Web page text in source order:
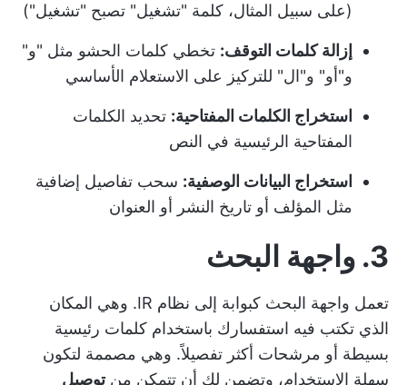
(على سبيل المثال، كلمة "تشغيل" تصبح "تشغيل")
إزالة كلمات التوقف: تخطي كلمات الحشو مثل "و"
و"أو" و"ال" للتركيز على الاستعلام الأساسي
استخراج الكلمات المفتاحية: تحديد الكلمات
المفتاحية الرئيسية في النص
استخراج البيانات الوصفية: سحب تفاصيل إضافية
مثل المؤلف أو تاريخ النشر أو العنوان
3. واجهة البحث
تعمل واجهة البحث كبوابة إلى نظام IR. وهي المكان
الذي تكتب فيه استفسارك باستخدام كلمات رئيسية
بسيطة أو مرشحات أكثر تفصيلاً. وهي مصممة لتكون
سهلة الاستخدام، وتضمن لك أن تتمكن منتوصيل